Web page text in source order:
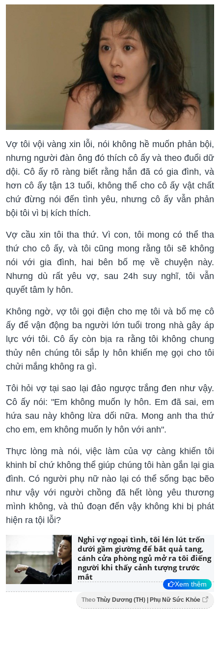
Vợ tôi vội vàng xin lỗi, nói không hề muốn phản bội,
nhưng người đàn ông đó thích cô ấy và theo đuổi dữ
dội. Cô ấy rõ ràng biết rằng hắn đã có gia đình, và
hơn cô ấy tận 13 tuổi, không thể cho cô ấy vật chất
chứ đừng nói đến tình yêu, nhưng cô ấy vẫn phản
bội tôi vì bị kích thích.
Vợ cầu xin tôi tha thứ. Vì con, tôi mong có thể tha
thứ cho cô ấy, và tôi cũng mong rằng tôi sẽ không
nói với gia đình, hai bên bố mẹ về chuyện này.
Nhưng dù rất yêu vợ, sau 24h suy nghĩ, tôi vẫn
quyết tâm ly hôn.
Không ngờ, vợ tôi gọi điện cho mẹ tôi và bố mẹ cô
ấy để vận động ba người lớn tuổi trong nhà gây áp
lực với tôi. Cô ấy còn bịa ra rằng tôi không chung
thủy nên chúng tôi sắp ly hôn khiến mẹ gọi cho tôi
chửi mắng không ra gì.
Tôi hỏi vợ tại sao lại đảo ngược trắng đen như vậy.
Cô ấy nói: "Em không muốn ly hôn. Em đã sai, em
hứa sau này không lừa dối nữa. Mong anh tha thứ
cho em, em không muốn ly hôn với anh".
Thực lòng mà nói, việc làm của vợ càng khiến tôi
khinh bỉ chứ không thể giúp chúng tôi hàn gắn lại gia
đình. Có người phụ nữ nào lại có thể sống bạc bẽo
như vậy với người chồng đã hết lòng yêu thương
mình không, và thủ đoạn đến vậy không khi bị phát
hiện ra tội lỗi?
Nghi vợ ngoại tình, tôi lén lút trốn
dưới gầm giường để bắt quả tang,
cánh cửa phòng ngủ mở ra tôi điếng
người khi thấy cảnh tượng trước
mắt
Xem thêm
Theo Thùy Dương (TH) | Phụ Nữ Sức Khỏe